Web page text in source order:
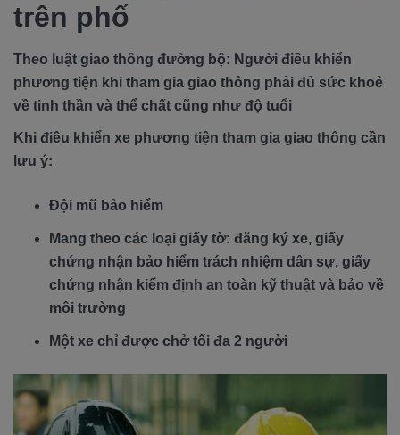
trên phố
Theo luật giao thông đường bộ: Người điều khiển
phương tiện khi tham gia giao thông phải đủ sức khoẻ
về tinh thần và thể chất cũng như độ tuổi
Khi điều khiển xe phương tiện tham gia giao thông cần
lưu ý:
Đội mũ bảo hiểm
Mang theo các loại giấy tờ: đăng ký xe, giấy
chứng nhận bảo hiểm trách nhiệm dân sự, giấy
chứng nhận kiểm định an toàn kỹ thuật và bảo về
môi trường
Một xe chỉ được chở tối đa 2 người